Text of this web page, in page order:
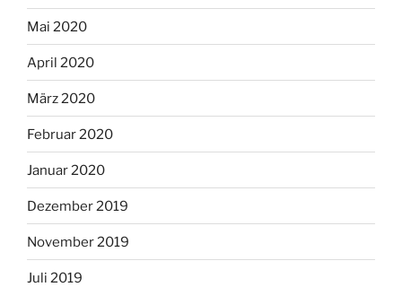
Mai 2020
April 2020
März 2020
Februar 2020
Januar 2020
Dezember 2019
November 2019
Juli 2019